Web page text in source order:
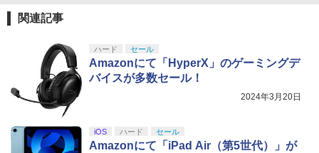
関連記事
ハード セール
Amazonにて「HyperX」のゲーミングデ
バイスが多数セール！
2024年3月20日
iOS ハード セール
Amazonにて「iPad Air（第5世代）」が